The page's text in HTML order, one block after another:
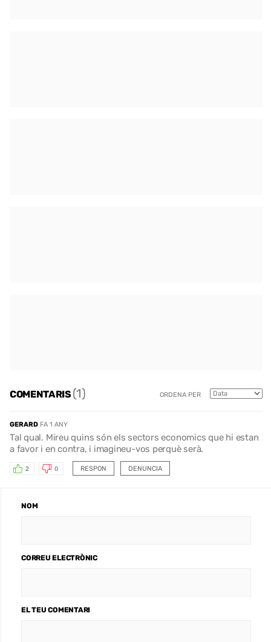
COMENTARIS(1) ORDENA PER
GERARD FA 1 ANY
Tal qual. Mireu quins són els sectors economics que hi estan
a favor i en contra, i imagineu-vos perquè serà.
RESPON
2 0 DENUNCIA
NOM
CORREU ELECTRÒNIC
EL TEU COMENTARI